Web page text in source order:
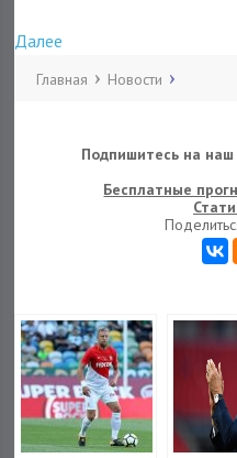
Далее
Главная Новости
Подпишитесь на
Бесплатные